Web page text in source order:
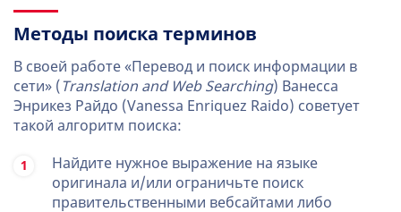
Методы поиска терминов
В своей работе «Перевод и поиск информации в
сети» (Translation and Web Searching) Ванесса
Энрикез Райдо (Vanessa Enriquez Raido) советует
такой алгоритм поиска:
Найдите нужное выражение на языке
оригинала и/или ограничьте поиск
правительственными вебсайтами либо